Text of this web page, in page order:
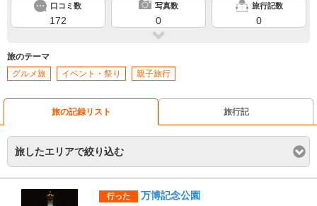
口コミ数
172
写真数
0
旅行記数
0
旅のテーマ
グルメ旅
イベント・祭り 親子旅行
旅の記録リスト 旅行記
旅したエリアで絞り込む
行った 万博記念公園